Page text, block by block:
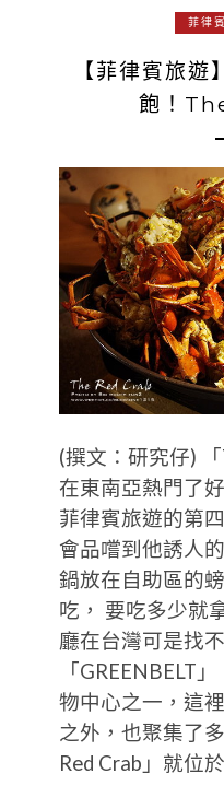
菲律賓
【菲律賓旅遊
飽！
(撰文：研究仔)
在東南亞熱門了
菲律賓旅遊的第
會品嚐到他誘人
鍋放在自助區的
吃， 要吃多少就
廳在台灣可是找
「GREENBELT
物中心之一，這
之外，也聚集了
Red Crab」就位